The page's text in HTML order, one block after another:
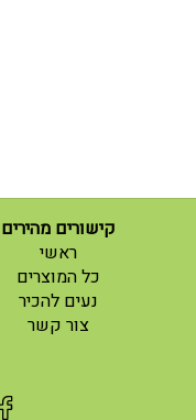
קישורים מהירים
ראשי
(current)
כל המוצרים
נעים להכיר
צור קשר
(current)